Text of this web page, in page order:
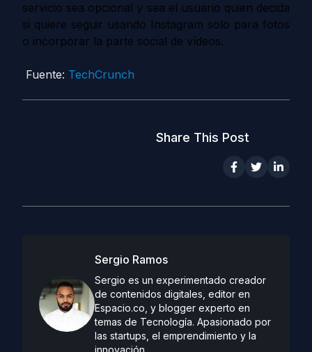
servicio sea opcional y sea el usuario quien decida
si quiere seguir usando Instagram solo para fotos
o incorporar la parte social de vídeos.
Fuente: TechCrunch
Share This Post
Sergio Ramos
Sergio es un experimentado creador
de contenidos digitales, editor en
Espacio.co, y blogger experto en
temas de Tecnología. Apasionado por
las startups, el emprendimiento y la